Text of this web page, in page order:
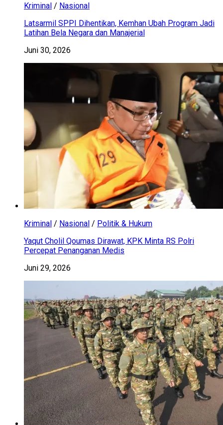
Kriminal / Nasional
Latsarmil SPPI Dihentikan, Kemhan Ubah Program Jadi
Latihan Bela Negara dan Manajerial
Juni 30, 2026
Kriminal / Nasional / Politik & Hukum
Yaqut Cholil Qoumas Dirawat, KPK Minta RS Polri
Percepat Penanganan Medis
Juni 29, 2026